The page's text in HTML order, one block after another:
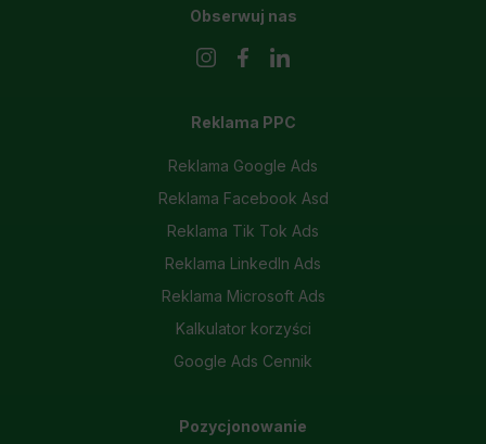
Reklama PPC
Reklama Google Ads
Reklama Facebook Asd
Reklama Tik Tok Ads
Reklama LinkedIn Ads
Reklama Microsoft Ads
Kalkulator korzyści
Google Ads Cennik
Pozycjonowanie
Obserwuj nas